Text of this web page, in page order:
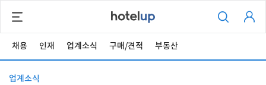
채용 인재 업계소식 구매/견적 부동산
업계소식